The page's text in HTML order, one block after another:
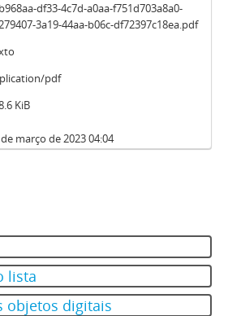
df33-4c7d-a0aa-f751d703a8a0-
3a19-44aa-b06c-df72397c18ea.pdf
pdf
KiB
março de 2023 04:04
lista
objetos digitais